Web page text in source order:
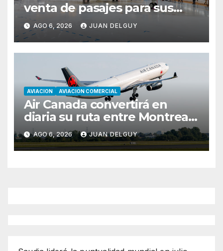
venta de pasajes para sus
nuevos Embraer E195-E2 y
anuncia la expansión de su
red
AGO 6, 2026 JUAN DELGUY
AVIACION AVIACION COMERCIAL
Air Canada convertirá en
diaria su ruta entre Montreal
y Ciudad de Guatemala
desde octubre
AGO 6, 2026 JUAN DELGUY